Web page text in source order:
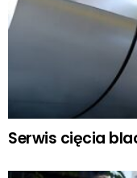
Serwis cięcia